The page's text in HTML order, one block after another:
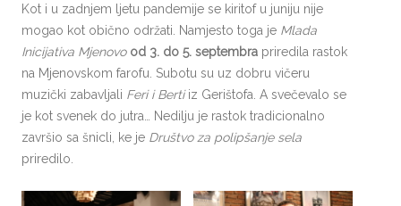
Kot i u zadnjem ljetu pandemije se kiritof u juniju nije
mogao kot obično održati. Namjesto toga je Mlada
Inicijativa Mjenovo od 3. do 5. septembra priredila rastok
na Mjenovskom farofu. Subotu su uz dobru vičeru
muzički zabavljali Feri i Bertiiz Gerištofa. A svečevalo se
je kot svenek do jutra… Nedilju je rastok tradicionalno
završio sa šnicli, ke je Društvo za polipšanje sela
priredilo.